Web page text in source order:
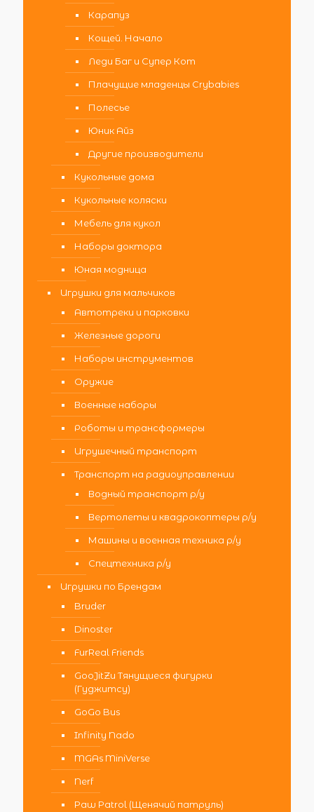
Карапуз
Кощей. Начало
Леди Баг и Супер Кот
Плачущие младенцы Crybabies
Полесье
Юник Айз
Другие производители
Кукольные дома
Кукольные коляски
Мебель для кукол
Наборы доктора
Юная модница
Игрушки для мальчиков
Автотреки и парковки
Железные дороги
Наборы инструментов
Оружие
Военные наборы
Роботы и трансформеры
Игрушечный транспорт
Транспорт на радиоуправлении
Водный транспорт р/у
Вертолеты и квадрокоптеры р/у
Машины и военная техника р/у
Спецтехника р/у
Игрушки по Брендам
Bruder
Dinoster
FurReal Friends
GooJitZu Тянущиеся фигурки
(Гуджитсу)
GoGo Bus
Infinity Nado
MGAs MiniVerse
Nerf
Paw Patrol (Щенячий патруль)